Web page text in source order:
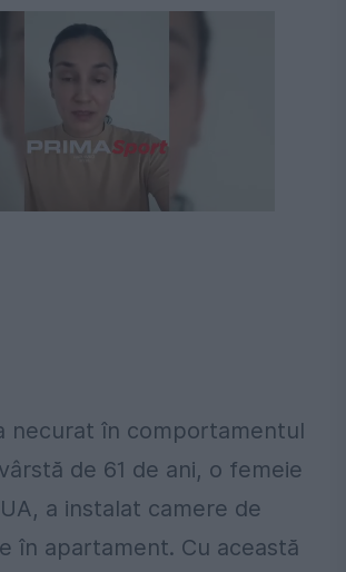
necurat în comportamentul
de 61 de ani, o femeie
a instalat camere de
în apartament. Cu această